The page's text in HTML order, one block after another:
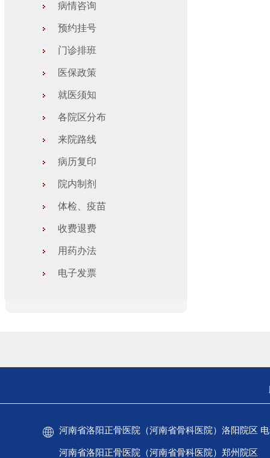
病情咨询
预约挂号
门诊排班
医保政策
就医须知
各院区分布
来院路线
病历复印
院内制剂
体检、疫苗
收费退费
用药办法
电子发票
河南省洛阳正骨医院（河南省骨科医院）洛阳院区
河南省洛阳正骨医院（河南省骨科医院）郑州院区